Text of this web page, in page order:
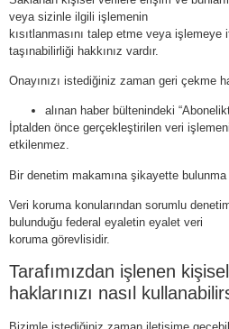
veya sizinle ilgili işlemenin
kısıtlanmasını talep etme veya
taşınabilirliği hakkınız vardır.
Onayınızı istediğiniz zaman geri çekme
alınan haber bültenindeki
İptalden önce gerçekleştirilen veri
etkilenmez.
Bir denetim makamına şikayette bulunma
Veri koruma konularından sorumlu
bulunduğu federal eyaletin eyalet veri
koruma görevlisidir.
Tarafımızdan işlenen
haklarınızı nasıl